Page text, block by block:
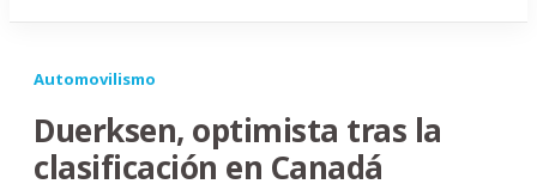
Automovilismo
Duerksen, optimista tras la
clasificación en Canadá